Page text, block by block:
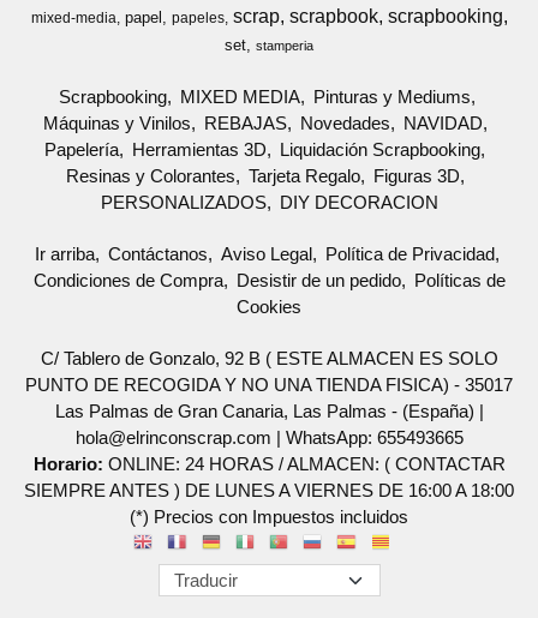
mixed-media papel papeles scrap scrapbook scrapbooking
set stamperia
Scrapbooking MIXED MEDIA
Pinturas y Mediums
Máquinas y Vinilos
REBAJAS Novedades
NAVIDAD
Papelería
Herramientas 3D
Liquidación Scrapbooking
Resinas y Colorantes
Tarjeta Regalo
Figuras 3D
PERSONALIZADOS
DIY DECORACION
Ir arriba Contáctanos Aviso Legal
Política de Privacidad
Condiciones de Compra
Desistir de un pedido
Políticas de
Cookies
C/ Tablero de Gonzalo, 92 B ( ESTE ALMACEN ES SOLO
PUNTO DE RECOGIDA Y NO UNA TIENDA FISICA) - 35017
Las Palmas de Gran Canaria, Las Palmas - (España) |
hola@elrinconscrap.com | WhatsApp: 655493665
Horario: ONLINE: 24 HORAS / ALMACEN: ( CONTACTAR
SIEMPRE ANTES ) DE LUNES A VIERNES DE 16:00 A 18:00
(*) Precios con Impuestos incluidos